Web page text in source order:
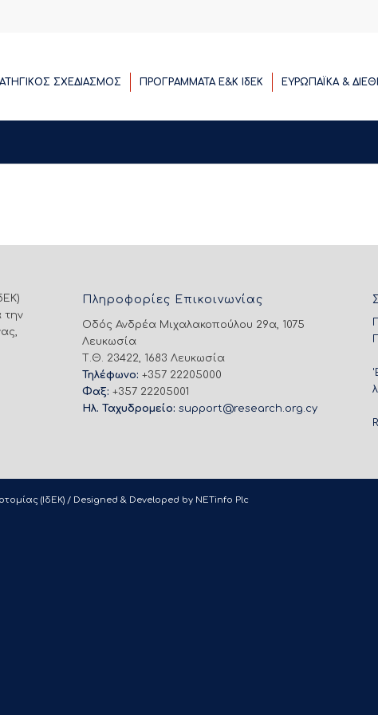
ΣΧΕΔΙΑΣΜΟΣ ΠΡΟΓΡΑΜΜΑΤΑ E&K ΙδΕΚ ΕΥΡΩΠΑΪΚΑ &
την
Πληροφορίες Επικοινωνίας
Οδός Ανδρέα Μιχαλακοπούλου 29α, 1075
Λευκωσία
Τ.Θ. 23422, 1683 Λευκωσία
Τηλέφωνο: +357 22205000
Φαξ: +357 22205001
Ηλ. Ταχυδρομείο: support@research.org.cy
(ΙδΕΚ) / Designed & Developed by NETinfo Plc